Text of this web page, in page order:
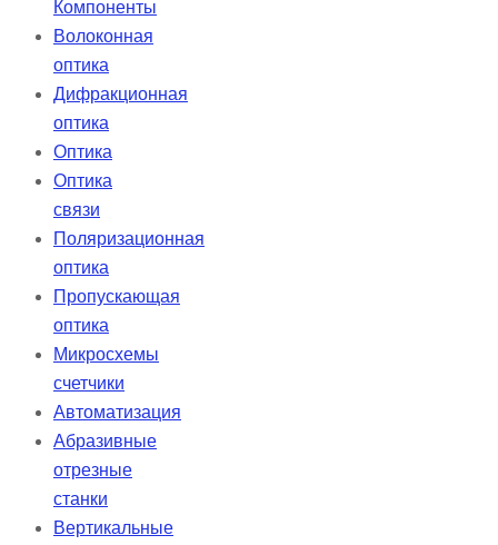
Компоненты
Волоконная
оптика
Дифракционная
оптика
Оптика
Оптика
связи
Поляризационная
оптика
Пропускающая
оптика
Микросхемы
счетчики
Автоматизация
Абразивные
отрезные
станки
Вертикальные